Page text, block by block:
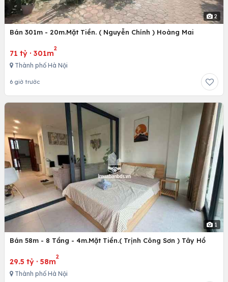
2
Bán 301m - 20m.Mặt Tiền. ( Nguyễn Chính ) Hoàng Mai
71 tỷ · 301m
2
Thành phố Hà Nội
6 giờ trước
1
Bán 58m - 8 Tầng - 4m.Mặt Tiền.( Trịnh Công Sơn ) Tây Hồ
29.5 tỷ · 58m
2
Thành phố Hà Nội